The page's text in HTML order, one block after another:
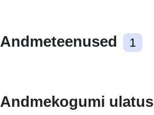
Andmeteenused 1
Andmekogumi ulatus